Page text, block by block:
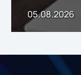
05.08.2026